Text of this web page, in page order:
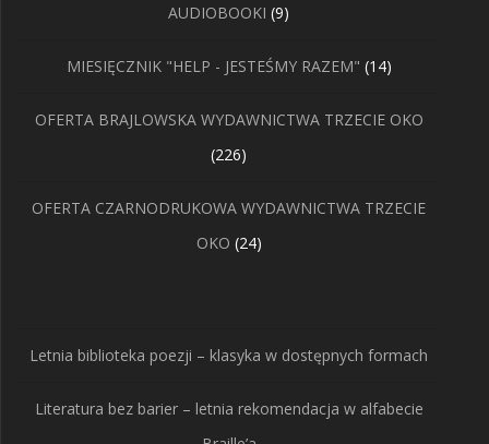
AUDIOBOOKI 99
MIESIĘCZNIK "HELP - JESTEŚMY RAZEM" 1414
OFERTA BRAJLOWSKA WYDAWNICTWA TRZECIE OKO
226226
OFERTA CZARNODRUKOWA WYDAWNICTWA TRZECIE
OKO 2424
Letnia biblioteka poezji – klasyka w dostępnych formach
Literatura bez barier – letnia rekomendacja w alfabecie